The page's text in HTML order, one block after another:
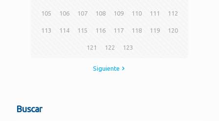
105 106 107 108 109 110 111 112
113 114 115 116 117 118 119 120
121 122 123
Siguiente
Buscar